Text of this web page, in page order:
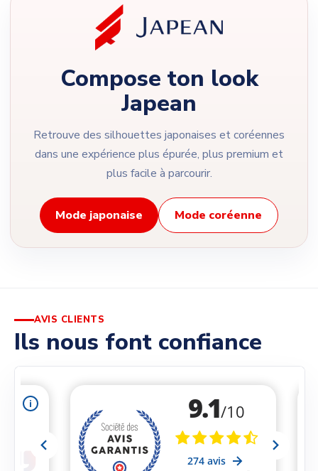
Compose ton look
Japean
Retrouve des silhouettes japonaises et coréennes
dans une expérience plus épurée, plus premium et
plus facile à parcourir.
Mode japonaise Mode coréenne
AVIS CLIENTS
Ils nous font confiance